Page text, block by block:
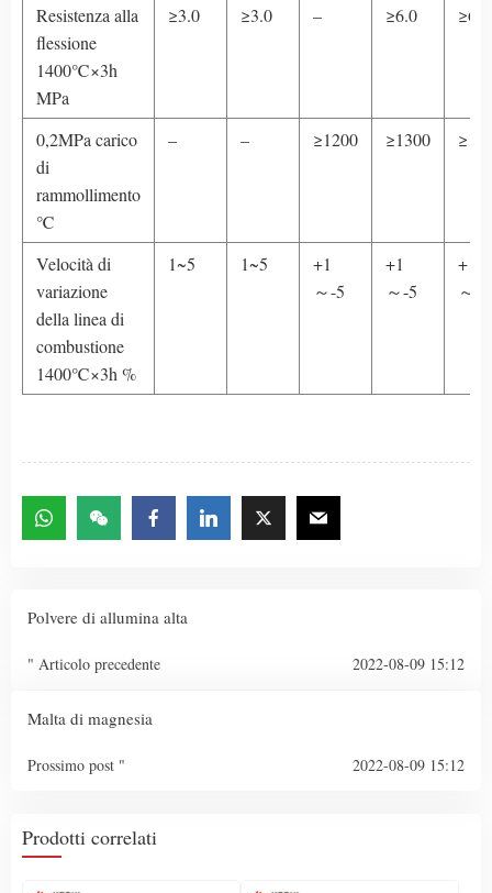
Resistenza alla
flessione
1400℃×3h
MPa
≥3.0 ≥3.0 – ≥6.0 ≥6.0
0,2MPa carico
di
rammollimento
℃
– – ≥1200 ≥1300
Velocità di
variazione
della linea di
combustione
1400℃×3h %
1~5 1~5
+1
～-5
+1
～-5
+1
～-5
Polvere di allumina alta
" Articolo precedente 2022-08-09 15:12
Malta di magnesia
Prossimo post " 2022-08-09 15:12
Prodotti correlati